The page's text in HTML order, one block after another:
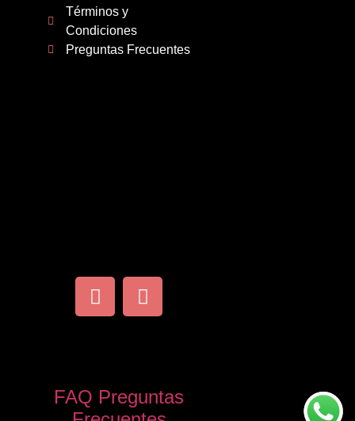
Términos y
Condiciones
Preguntas Frecuentes
FAQ Preguntas